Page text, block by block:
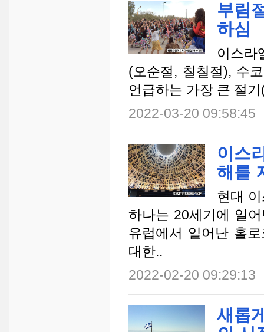
부림
하심
이스
(오순절, 칠칠절), 수
언급하는 가장 큰 절
2022-03-20 09:58:45
이스
해를
현대
하나는 20세기에 일
유럽에서 일어난 홀
대한..
2022-02-20 09:29:13
새롭